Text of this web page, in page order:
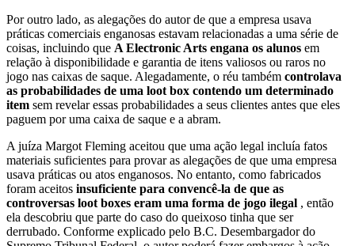
Por outro lado, as alegações do autor de que a empresa usava
práticas comerciais enganosas estavam relacionadas a uma série de
coisas, incluindo que A Electronic Arts engana os alunos em
relação à disponibilidade e garantia de itens valiosos ou raros no
jogo nas caixas de saque. Alegadamente, o réu também controlava
as probabilidades de uma loot box contendo um determinado
item sem revelar essas probabilidades a seus clientes antes que eles
paguem por uma caixa de saque e a abram.
A juíza Margot Fleming aceitou que uma ação legal incluía fatos
materiais suficientes para provar as alegações de que uma empresa
usava práticas ou atos enganosos. No entanto, como fabricados
foram aceitos insuficiente para convencê-la de que as
controversas loot boxes eram uma forma de jogo ilegal , então
ela descobriu que parte do caso do queixoso tinha que ser
derrubado. Conforme explicado pelo B.C. Desembargador do